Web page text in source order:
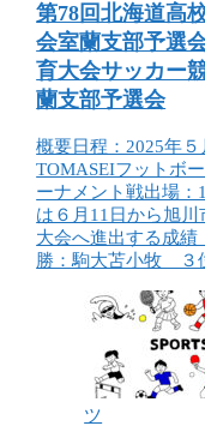
第78回北海道高
会室蘭支部予選
育大会サッカー
蘭支部予選会
概要日程：2025年５
TOMASEIフットボ
ーナメント戦出場：
は６月11日から旭
大会へ進出する成
勝：駒大苫小牧 ３
ツ